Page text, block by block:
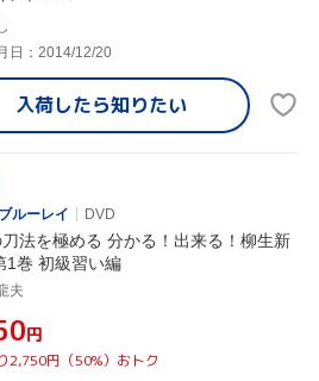
日：2014/12/20
入荷したら知りたい
ルーレイ
DVD
法を極める 分かる！出来る！柳生新
1巻 初級習い編
夫
円
2,750円（50%）おトク